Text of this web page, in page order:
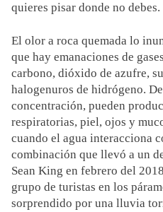
quieres pisar donde no debes.
El olor a roca quemada lo
que hay emanaciones de
carbono, dióxido de azufre,
halogenuros de hidrógeno.
concentración, pueden
respiratorias, piel, ojos y
cuando el agua interacciona
combinación que llevó a un
Sean King en febrero del
grupo de turistas en los
sorprendido por una lluvia